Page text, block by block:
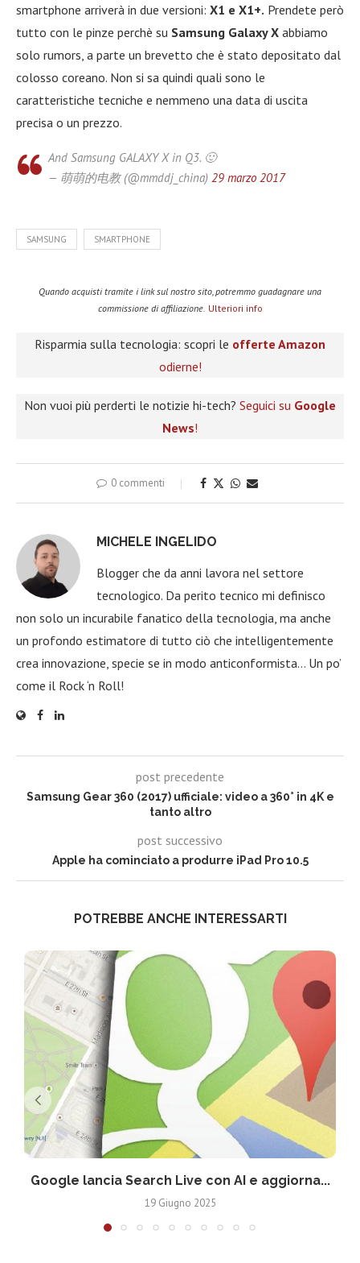
smartphone arriverà in due versioni: X1 e X1+. Prendete però
tutto con le pinze perchè su Samsung Galaxy X abbiamo
solo rumors, a parte un brevetto che è stato depositato dal
colosso coreano. Non si sa quindi quali sono le
caratteristiche tecniche e nemmeno una data di uscita
precisa o un prezzo.
And Samsung GALAXY X in Q3. 🙂
— 萌萌的电教 (@mmddj_china) 29 marzo 2017
SAMSUNG SMARTPHONE
Quando acquisti tramite i link sul nostro sito, potremmo guadagnare una
commissione di affiliazione. Ulteriori info
Risparmia sulla tecnologia: scopri le offerte Amazon
odierne!
Non vuoi più perderti le notizie hi-tech? Seguici su Google
News!
0 commenti
MICHELE INGELIDO
Blogger che da anni lavora nel settore
tecnologico. Da perito tecnico mi definisco
non solo un incurabile fanatico della tecnologia, ma anche
un profondo estimatore di tutto ciò che intelligentemente
crea innovazione, specie se in modo anticonformista… Un po’
come il Rock ‘n Roll!
post precedente
Samsung Gear 360 (2017) ufficiale: video a 360° in 4K e
tanto altro
post successivo
Apple ha cominciato a produrre iPad Pro 10.5
POTREBBE ANCHE INTERESSARTI
Google lancia Search Live con AI e aggiorna...
19 Giugno 2025